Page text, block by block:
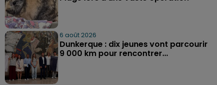
6 août 2026
Dunkerque : dix jeunes vont parcourir
9 000 km pour rencontrer...